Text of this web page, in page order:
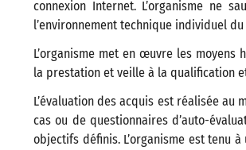
connexion Internet. L’organisme ne
l’environnement technique individuel
L’organisme met en œuvre les
la prestation et veille à la qualification
L’évaluation des acquis est réalisée
cas ou de questionnaires d’auto-
objectifs définis. L’organisme est tenu